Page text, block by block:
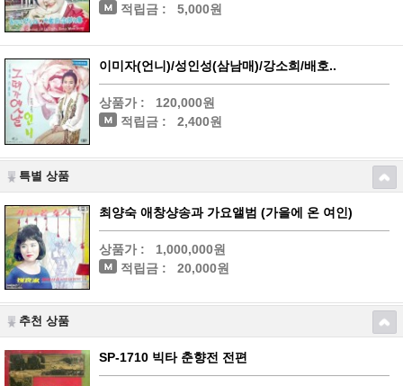
적립금 :
5,000원
이미자(언니)/성인성(삼남매)/강소희/배호..
상품가 :
120,000원
적립금 :
2,400원
특별 상품
최양숙 애창샹송과 가요앨범 (가을에 온 여인)
상품가 :
1,000,000원
적립금 :
20,000원
추천 상품
SP-1710 빅타 춘향전 전편